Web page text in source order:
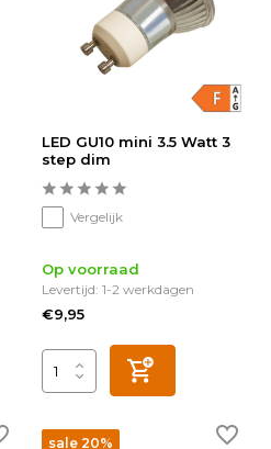
LED GU10 mini 3.5 Watt 3
step dim
Vergelijk
Op voorraad
Levertijd: 1-2 werkdagen
€9,95
sale 20%